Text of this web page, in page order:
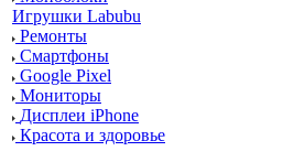
Игрушки Labubu
Ремонты
Смартфоны
Google Pixel
Мониторы
Дисплеи iPhone
Красота и здоровье